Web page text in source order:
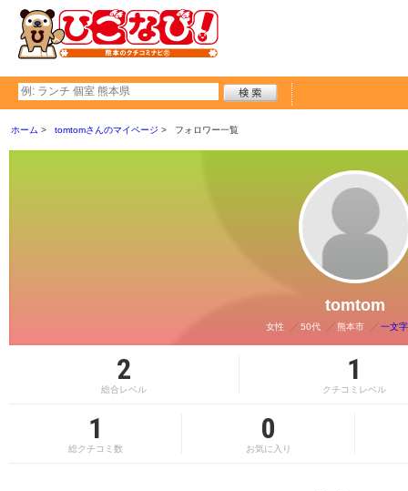
ホーム tomtomさんのマイページ フォロワー一覧
tomtom
女性 50代 熊本市 一文
2
総合レベル
1
クチコミレベル
1
総クチコミ数
0
お気に入り